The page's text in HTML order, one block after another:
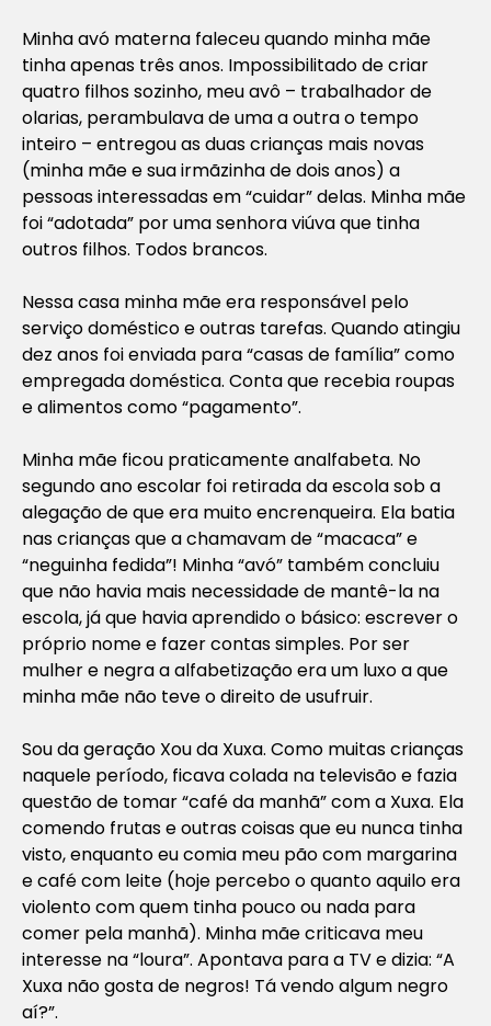
Minha avó materna faleceu quando minha mãe
tinha apenas três anos. Impossibilitado de criar
quatro filhos sozinho, meu avô – trabalhador de
olarias, perambulava de uma a outra o tempo
inteiro – entregou as duas crianças mais novas
(minha mãe e sua irmãzinha de dois anos) a
pessoas interessadas em “cuidar” delas. Minha mãe
foi “adotada” por uma senhora viúva que tinha
outros filhos. Todos brancos.
Nessa casa minha mãe era responsável pelo
serviço doméstico e outras tarefas. Quando atingiu
dez anos foi enviada para “casas de família” como
empregada doméstica. Conta que recebia roupas
e alimentos como “pagamento”.
Minha mãe ficou praticamente analfabeta. No
segundo ano escolar foi retirada da escola sob a
alegação de que era muito encrenqueira. Ela batia
nas crianças que a chamavam de “macaca” e
“neguinha fedida”! Minha “avó” também concluiu
que não havia mais necessidade de mantê-la na
escola, já que havia aprendido o básico: escrever o
próprio nome e fazer contas simples. Por ser
mulher e negra a alfabetização era um luxo a que
minha mãe não teve o direito de usufruir.
Sou da geração Xou da Xuxa. Como muitas crianças
naquele período, ficava colada na televisão e fazia
questão de tomar “café da manhã” com a Xuxa. Ela
comendo frutas e outras coisas que eu nunca tinha
visto, enquanto eu comia meu pão com margarina
e café com leite (hoje percebo o quanto aquilo era
violento com quem tinha pouco ou nada para
comer pela manhã). Minha mãe criticava meu
interesse na “loura”. Apontava para a TV e dizia: “A
Xuxa não gosta de negros! Tá vendo algum negro
aí?”.